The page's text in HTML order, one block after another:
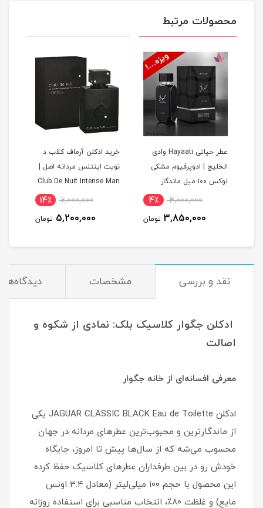
محصولات مرتبط
عطر حیاتی Hayaati وادی
الخلیج | ادوپرفیوم مشکی
لوکس ۱۰۰ میل ماندگار
4,000,000 4٪
3,850,000 تومان
خرید ادکلن آرماف کلاب د
نویت اینتنس مردانه اصل |
Club De Nuit Intense Man
6,000,000 14٪
5,200,000 تومان
نقد و بررسی مشخصات دیدگاه‌ها
ادکلن جگوار کلاسیک بلک: نمادی از شکوه و
اصالت
معرفی افسانه‌ای از خانه جگوار
ادکلن JAGUAR CLASSIC BLACK Eau de Toilette یکی
از ماندگارترین و محبوب‌ترین عطرهای مردانه در جهان
محسوب می‌شه که از سال‌ها پیش تا امروز، جایگاه
خودش رو در بین طرفداران عطرهای کلاسیک حفظ کرده.
این محصول با حجم ۱۰۰ میلی‌لیتر (معادل ۳.۴ اونس
مایع) و غلظت ۸۰٪، انتخاب مناسبی برای استفاده روزانه